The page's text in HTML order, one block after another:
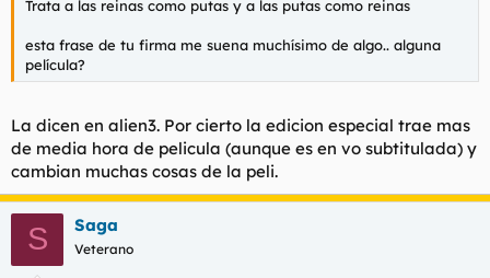
Trata a las reinas como putas y a las putas como reinas
esta frase de tu firma me suena muchísimo de algo.. alguna
película?
La dicen en alien3. Por cierto la edicion especial trae mas
de media hora de pelicula (aunque es en vo subtitulada) y
cambian muchas cosas de la peli.
S Saga
Veterano